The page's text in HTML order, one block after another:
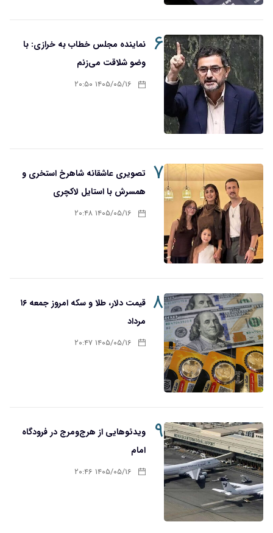
۶
نماینده مجلس خطاب به خرازی: با
وضو شلاقت می‌زنم
۱۴۰۵/۰۵/۱۶ ۲۰:۵۰
۷
تصویری عاشقانه شاهرخ استخری و
همسرش با استایل لاکچری
۱۴۰۵/۰۵/۱۶ ۲۰:۴۸
۸
قیمت دلار، طلا و سکه امروز جمعه ۱۶
مرداد
۱۴۰۵/۰۵/۱۶ ۲۰:۴۷
۹
ویدئوهایی از هرج‌ومرج در فرودگاه
امام
۱۴۰۵/۰۵/۱۶ ۲۰:۴۶